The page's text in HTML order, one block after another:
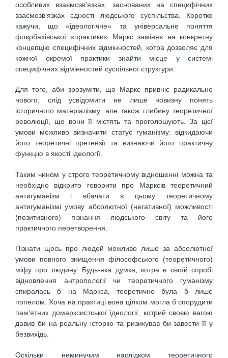
особливих взаємозв’язках, заснованих на специфічних
взаємозв’язках єдності людського суспільства. Коротко
кажучи, що «ідеологічне» та універсальне поняття
фоєрбахівської «практики» Маркс заміняє на конкретну
концепцію специфічних відмінностей, котра дозволяє для
кожної окремої практики знайти місце у системі
специфічних відмінностей суспільної структури.
Для того, аби зрозуміти, що Маркс привніс радикально
нового, слід усвідомити не лише новизну понять
історичного матеріалізму, але також глибину теоретичної
революції, що вони її містять та проголошують. За цієї
умови можливо визначити статус гуманізму: відкидаючи
його теоретичні претензії та визнаючи його практичну
функцію в якості ідеології.
Таким чином у строго теоретичному відношенні можна та
необхідно відкрито говорити про Марксів теоретичний
антигуманізм і вбачати в цьому теоретичному
антигуманізмі умову абсолютної (негативної) можливості
(позитивного) пізнання людського світу та його
практичного перетворення.
Пізнати щось про людей можливо лише за абсолютної
умови повного знищення філософського (теоретичного)
міфу про людину. Будь-яка думка, котра в своїй спробі
відновлення антропології чи теоретичного гуманізму
спиралась б на Маркса, теоретично була б лише
попелом. Хоча на практиці вона цілком могла б спорудити
пам’ятник домарксистської ідеології, котрий своєю вагою
давив би на реальну історію та ризикував би завести її у
безвихідь.
Оскільки неминучим наслідком теоретичного